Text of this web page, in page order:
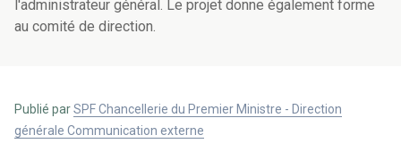
l'administrateur général. Le projet donne également forme
au comité de direction.
Publié parSPF Chancellerie du Premier Ministre - Direction
générale Communication externe